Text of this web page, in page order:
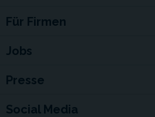
Für Firmen
Jobs
Presse
Social Media